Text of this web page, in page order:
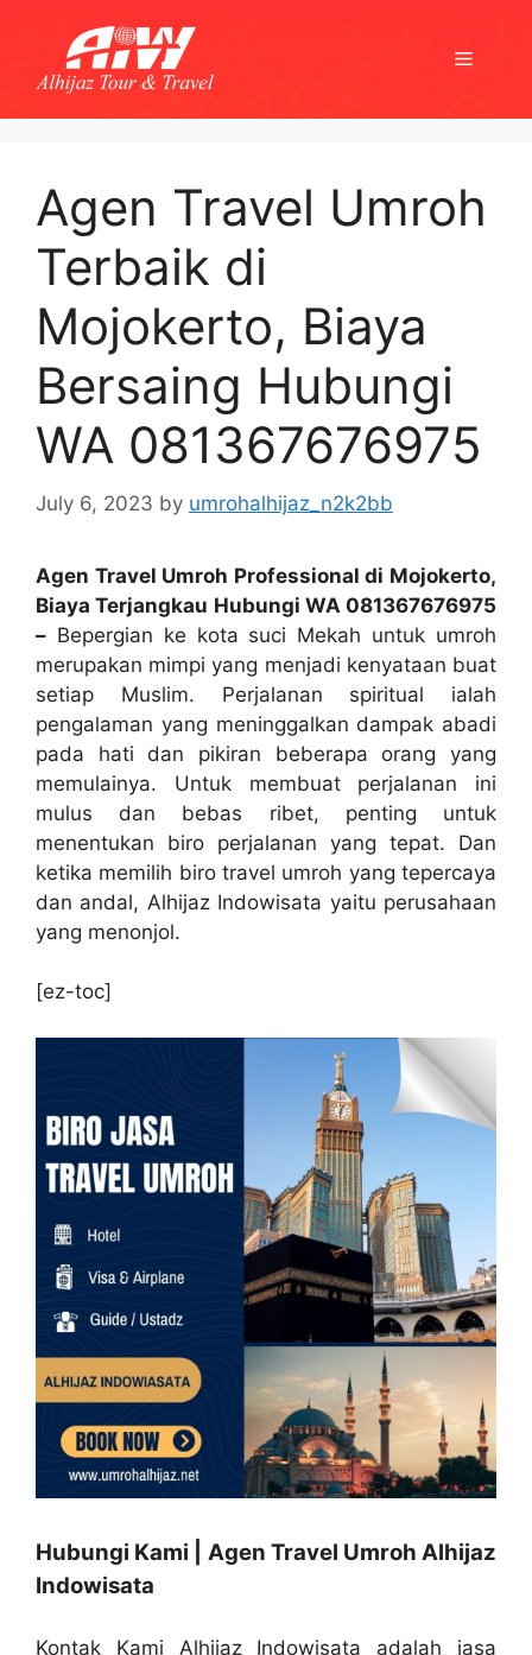
content
Menu
Agen Travel Umroh
Terbaik di
Mojokerto, Biaya
Bersaing Hubungi
WA 081367676975
July 6, 2023 by umrohalhijaz_n2k2bb
Agen Travel Umroh Professional di Mojokerto,
Biaya Terjangkau Hubungi WA 081367676975
– Bepergian ke kota suci Mekah untuk umroh
merupakan mimpi yang menjadi kenyataan buat
setiap Muslim. Perjalanan spiritual ialah
pengalaman yang meninggalkan dampak abadi
pada hati dan pikiran beberapa orang yang
memulainya. Untuk membuat perjalanan ini
mulus dan bebas ribet, penting untuk
menentukan biro perjalanan yang tepat. Dan
ketika memilih biro travel umroh yang tepercaya
dan andal, Alhijaz Indowisata yaitu perusahaan
yang menonjol.
[ez-toc]
Hubungi Kami | Agen Travel Umroh Alhijaz
Indowisata
Kontak Kami Alhijaz Indowisata adalah jasa